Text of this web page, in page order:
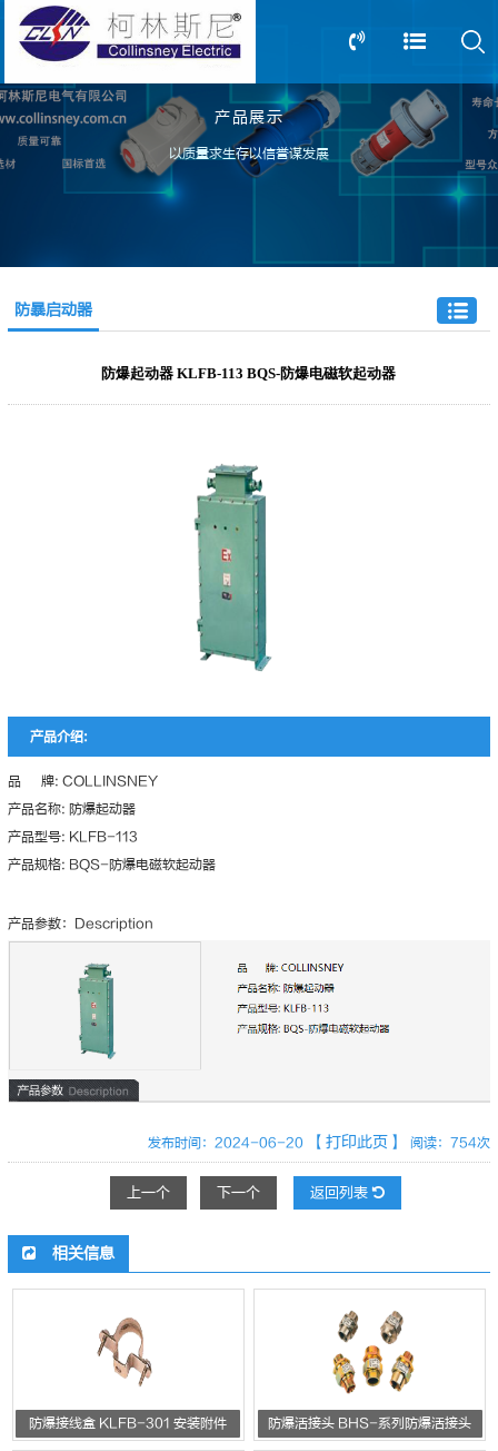
产品展示
以质量求生存以信誉谋发展
13805239166
0517-83612898
防暴启动器
防爆起动器 KLFB-113 BQS-防爆电磁软起动器
产品介绍:
品 牌: COLLINSNEY
产品名称: 防爆起动器
产品型号: KLFB-113
产品规格: BQS-防爆电磁软起动器
产品参数：Description
发布时间：2024-06-20 【打印此页】 阅读：754次
上一个 下一个 返回列表
相关信息
防爆接线盒 KLFB-301 安装附件 防爆活接头 BHS-系列防爆活接头